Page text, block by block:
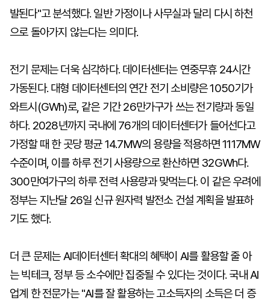
발된다"고 분석했다. 일반 가정이나 사무실과 달리 다시 하천
으로 돌아가지 않는다는 의미다.
전기 문제는 더욱 심각하다. 데이터센터는 연중무휴 24시간
가동된다. 대형 데이터센터의 연간 전기 소비량은 1050기가
와트시(GWh)로, 같은 기간 26만가구가 쓰는 전기량과 동일
하다. 2028년까지 국내에 76개의 데이터센터가 들어선다고
가정할 때 한 곳당 평균 14.7MW의 용량을 적용하면 1117MW
수준이며, 이를 하루 전기 사용량으로 환산하면 32GWh다.
300만여가구의 하루 전력 사용량과 맞먹는다. 이 같은 우려에
정부는 지난달 26일 신규 원자력 발전소 건설 계획을 발표하
기도 했다.
더 큰 문제는 AI데이터센터 확대의 혜택이 AI를 활용할 줄 아
는 빅테크, 정부 등 소수에만 집중될 수 있다는 것이다. 국내 AI
업계 한 전문가는 "AI를 잘 활용하는 고소득자의 소득은 더 증